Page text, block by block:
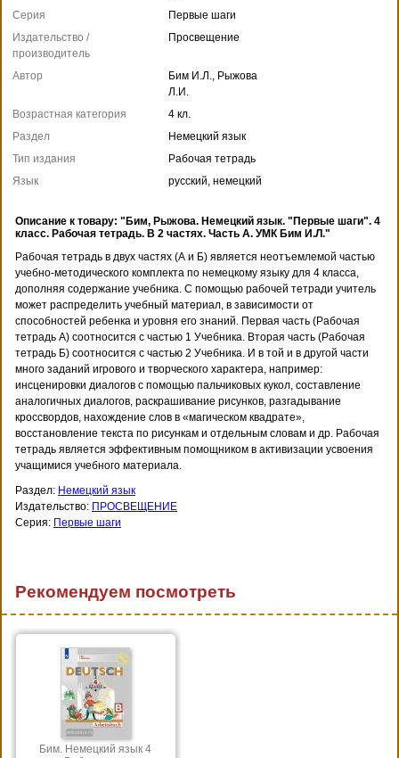
Серия
Первые шаги
Издательство /
производитель
Просвещение
Автор
Бим И.Л., Рыжова
Л.И.
Возрастная категория
4 кл.
Раздел
Немецкий язык
Тип издания
Рабочая тетрадь
Язык
русский, немецкий
Описание к товару: "Бим, Рыжова. Немецкий язык. "Первые шаги". 4
класс. Рабочая тетрадь. В 2 частях. Часть A. УМК Бим И.Л."
Рабочая тетрадь в двух частях (А и Б) является неотъемлемой частью
учебно-методического комплекта по немецкому языку для 4 класса,
дополняя содержание учебника. С помощью рабочей тетради учитель
может распределить учебный материал, в зависимости от
способностей ребенка и уровня его знаний. Первая часть (Рабочая
тетрадь А) соотносится с частью 1 Учебника. Вторая часть (Рабочая
тетрадь Б) соотносится с частью 2 Учебника. И в той и в другой части
много заданий игрового и творческого характера, например:
инсценировки диалогов с помощью пальчиковых кукол, составление
аналогичных диалогов, раскрашивание рисунков, разгадывание
кроссвордов, нахождение слов в «магическом квадрате»,
восстановление текста по рисункам и отдельным словам и др. Рабочая
тетрадь является эффективным помощником в активизации усвоения
учащимися учебного материала.
Раздел: Немецкий язык
Издательство: ПРОСВЕЩЕНИЕ
Серия: Первые шаги
Рекомендуем посмотреть
Бим. Немецкий язык 4